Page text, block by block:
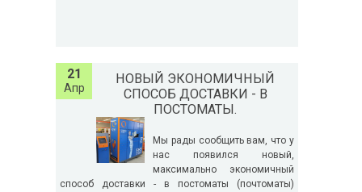
21
Апр
НОВЫЙ ЭКОНОМИЧНЫЙ
СПОСОБ ДОСТАВКИ - В
ПОСТОМАТЫ.
Мы рады сообщить вам, что у
нас появился новый,
максимально экономичный
способ доставки - в постоматы (почтоматы)